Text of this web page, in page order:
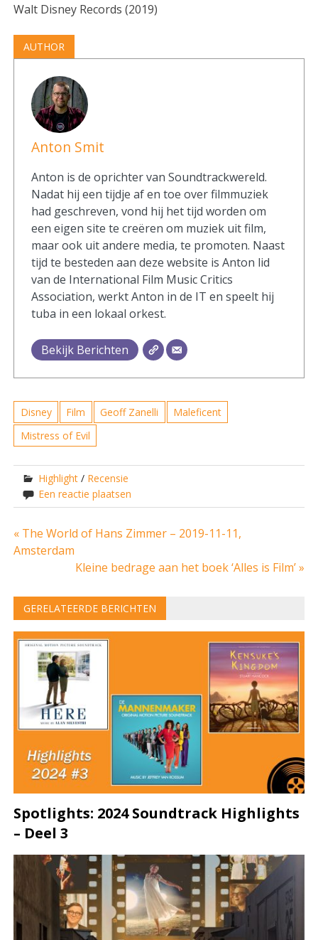
Walt Disney Records (2019)
AUTHOR
Anton Smit
Anton is de oprichter van Soundtrackwereld.
Nadat hij een tijdje af en toe over filmmuziek
had geschreven, vond hij het tijd worden om
een eigen site te creëren om muziek uit film,
maar ook uit andere media, te promoten. Naast
tijd te besteden aan deze website is Anton lid
van de International Film Music Critics
Association, werkt Anton in de IT en speelt hij
tuba in een lokaal orkest.
Bekijk Berichten
Disney Film Geoff Zanelli
Maleficent
Mistress of Evil
Highlight / Recensie
Een reactie plaatsen
Bericht
navigatie
« The World of Hans Zimmer – 2019-11-11,
Amsterdam
Kleine bedrage aan het boek ‘Alles is Film’ »
GERELATEERDE BERICHTEN
Spotlights: 2024 Soundtrack Highlights
– Deel 3